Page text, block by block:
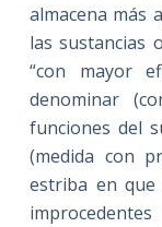
almacena más
las sustancias
“con mayor
denominar
funciones del
(medida con
estriba en que